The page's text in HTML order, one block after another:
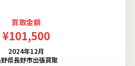
買取金額
¥101,500
2024年12月
県長野市出張買取